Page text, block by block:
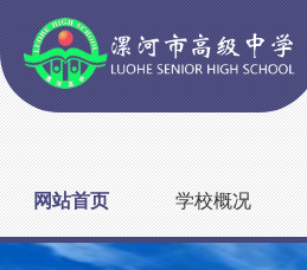
网站首页 学校概况